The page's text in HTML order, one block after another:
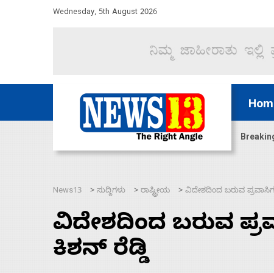
Wednesday, 5th August 2026
ಸದಸ್ಯರನ್ನು ಸದ್ದಿಲ್ಲದೆ ಮುಗಿಸಿದೆ ಭಾರತ
News13 > ಸುದ್ದಿಗಳು > ರಾಷ್ಟ್ರೀಯ > ವಿದೇಶದಿಂದ ಬರುವ
ವಿದೇಶದಿಂದ ಬರುವ
ಕಿಶನ್ ರೆಡ್ಡಿ